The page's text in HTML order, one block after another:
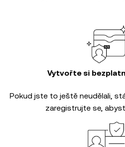
Vytvořte si
Pokud jste to ještě neudělali,
zaregistrujte se,